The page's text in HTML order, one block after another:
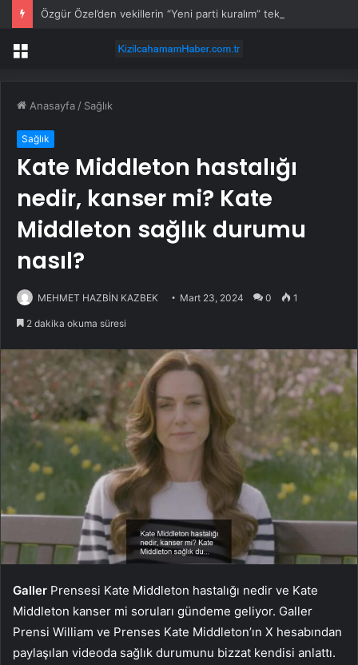
Menü
Anasayfa / Sağlık
Sağlık
Kate Middleton hastalığı
nedir, kanser mi? Kate
Middleton sağlık durumu
nasıl?
MEHMET HAZBİN KAZBEK Mart 23, 2024 0 1
2 dakika okuma süresi
Galler Prensesi Kate Middleton hastalığı nedir ve Kate
Middleton kanser mi soruları gündeme geliyor. Galler
Prensi William ve Prenses Kate Middleton’ın X hesabından
paylaşılan videoda sağlık durumunu bizzat kendisi anlattı.